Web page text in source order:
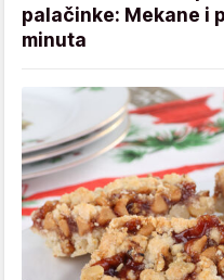
palačinke: Mekane i
minuta